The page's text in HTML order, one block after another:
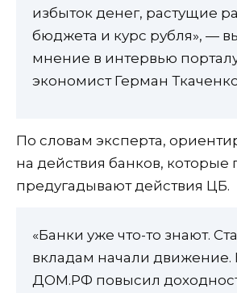
избыток денег, растущие
бюджета и курс рубля», —
мнение в интервью
экономист Герман
По словам эксперта,
на действия банков, которые
предугадывают действия ЦБ.
«Банки уже что-то знают.
вкладам начали
ДОМ.РФ повысил